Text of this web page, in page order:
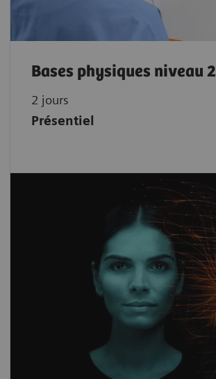
Bases physiques niveau 2
2 jours
Présentiel